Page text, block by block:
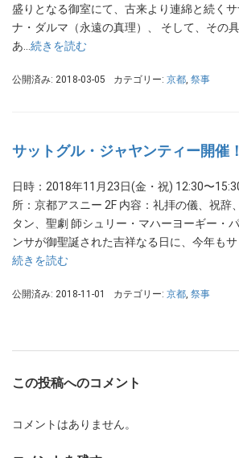
盛りとなる御室にて、古来より連綿と続くサ
ナ・ダルマ（永遠の真理）、 そして、その
あ… 続きを読む
公開済み: 2018-03-05 カテゴリー: 京都, 祭事
サットグル・ジャヤンティー開催
日時：2018年11月23日(金・祝) 12:30〜
所：京都アスニー 2F 内容：礼拝の儀、祝辞
タン、聖劇 師シュリー・マハーヨーギー・
ンサが御聖誕された吉祥なる日に、今年もサ
続きを読む
公開済み: 2018-11-01 カテゴリー: 京都, 祭事
この投稿へのコメント
コメントはありません。